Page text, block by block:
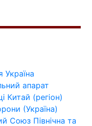
Україна
апарат
Китай (регіон)
(Україна)
Союз Північна та